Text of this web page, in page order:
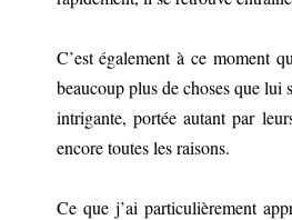
C’est également à ce moment
beaucoup plus de choses que
intrigante, portée autant par
encore toutes les raisons.
Ce que j’ai particulièrement